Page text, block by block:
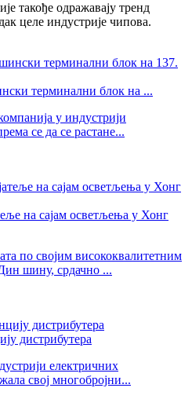
такође одражавају тренд
целе индустрије чипова.
терминални блок на ...
у индустрији
се да се растане...
на сајам осветљења у Хонг
по својим висококвалитетним
шину, срдачно ...
дистрибутера
електричних
свој многобројни...